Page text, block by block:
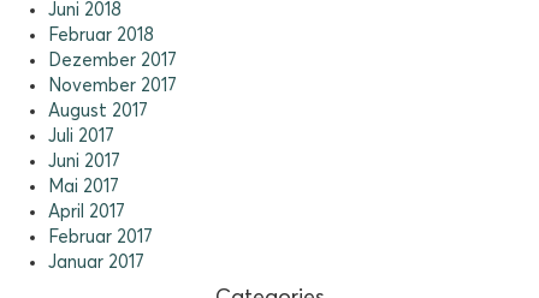
Juni 2018
Februar 2018
Dezember 2017
November 2017
August 2017
Juli 2017
Juni 2017
Mai 2017
April 2017
Februar 2017
Januar 2017